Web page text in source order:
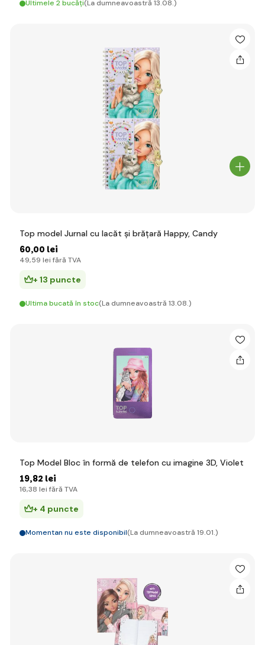
Ultimele 2 bucăți(La dumneavoastră 13.08.)
Top model Jurnal cu lacăt și brățară Happy, Candy
60,00 lei
49,59 lei fără TVA
+ 13 puncte
Ultima bucată în stoc(La dumneavoastră 13.08.)
Top Model Bloc în formă de telefon cu imagine 3D, Violet
19,82 lei
16,38 lei fără TVA
+ 4 puncte
Momentan nu este disponibil(La dumneavoastră 19.01.)